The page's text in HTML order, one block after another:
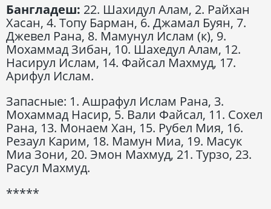
Бангладеш: 22. Шахидул Алам, 2. Райхан
Хасан, 4. Топу Барман, 6. Джамал Буян, 7.
Джевел Рана, 8. Мамунул Ислам (к), 9.
Мохаммад Зибан, 10. Шахедул Алам, 12.
Насирул Ислам, 14. Файсал Махмуд, 17.
Арифул Ислам.
Запасные: 1. Ашрафул Ислам Рана, 3.
Мохаммад Насир, 5. Вали Файсал, 11. Сохел
Рана, 13. Монаем Хан, 15. Рубел Мия, 16.
Резаул Карим, 18. Мамун Миа, 19. Масук
Миа Зони, 20. Эмон Махмуд, 21. Турзо, 23.
Расул Махмуд.
*****